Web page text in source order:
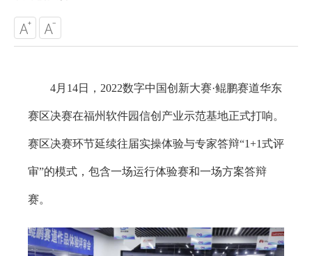
4月14日，2022数字中国创新大赛·鲲鹏赛道华东
赛区决赛在福州软件园信创产业示范基地正式打响。
赛区决赛环节延续往届实操体验与专家答辩“1+1式评
审”的模式，包含一场运行体验赛和一场方案答辩
赛。